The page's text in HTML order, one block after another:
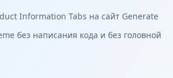
Information Tabs на сайт Generate
без написания кода и без головной